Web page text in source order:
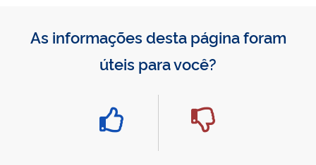
As informações desta página foram
úteis para você?